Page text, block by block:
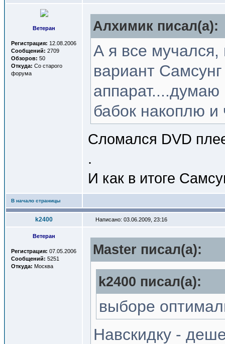
Ветеран
Регистрация: 12.08.2006
Сообщений: 2709
Обзоров: 50
Откуда: Со старого
форума
Алхимик писал(a):
А я все мучался,
вариант
аппарат....думаю
бабок накоплю и
Сломался DVD
.
И как в итоге
В начало страницы
k2400 Написано: 03.06.2009, 23:16
Ветеран
Регистрация: 07.05.2006
Сообщений: 5251
Откуда: Москва
Master писал(a):
k2400 писал(a):
выборе
Навскидку -